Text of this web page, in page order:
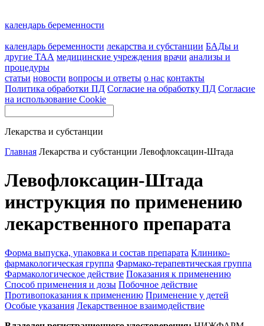
календарь беременности
календарь беременности лекарства и субстанции БАДы и
другие ТАА медицинские учреждения врачи анализы и
процедуры
статьи новости вопросы и ответы о нас контакты
Политика обработки ПД Согласие на обработку ПД Согласие
на использование Cookie
Лекарства и субстанции
Главная Лекарства и субстанции Левофлоксацин-Штада
Левофлоксацин-Штада
инструкция по применению
лекарственного препарата
Форма выпуска, упаковка и состав препарата Клинико-
фармакологическая группа Фармако-терапевтическая группа
Фармакологическое действие Показания к применению
Способ применения и дозы Побочное действие
Противопоказания к применению Применение у детей
Особые указания Лекарственное взаимодействие